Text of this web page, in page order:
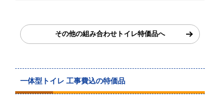
その他の組み合わせトイレ特価品へ
一体型トイレ 工事費込の特価品